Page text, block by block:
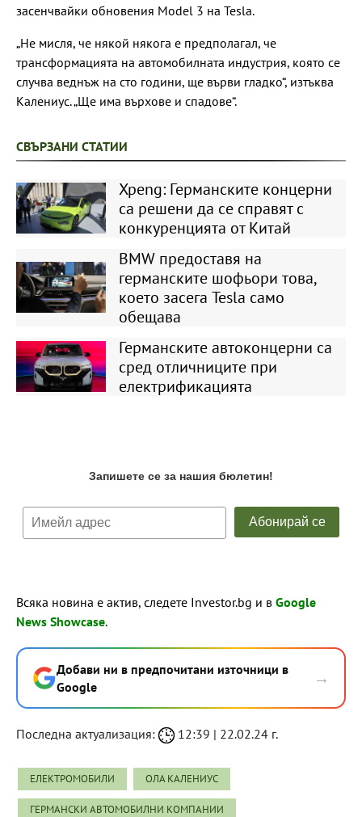
засенчвайки обновения Model 3 на Tesla.
„Не мисля, че някой някога е предполагал, че
трансформацията на автомобилната индустрия, която се
случва веднъж на сто години, ще върви гладко“, изтъква
Калениус. „Ще има върхове и спадове“.
СВЪРЗАНИ СТАТИИ
Xpeng: Германските концерни
са решени да се справят с
конкуренцията от Китай
BMW предоставя на
германските шофьори това,
което засега Tesla само
обещава
Германските автоконцерни са
сред отличниците при
електрификацията
Всяка новина е актив, следете Investor.bg и в Google
News Showcase.
Добави ни в предпочитани източници в
Google
→
Последна актуализация: 12:39 | 22.02.24 г.
ЕЛЕКТРОМОБИЛИ ОЛА КАЛЕНИУС
ГЕРМАНСКИ АВТОМОБИЛНИ КОМПАНИИ